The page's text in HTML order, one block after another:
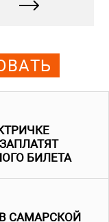
БИЛЕТА
САМАРСКОЙ